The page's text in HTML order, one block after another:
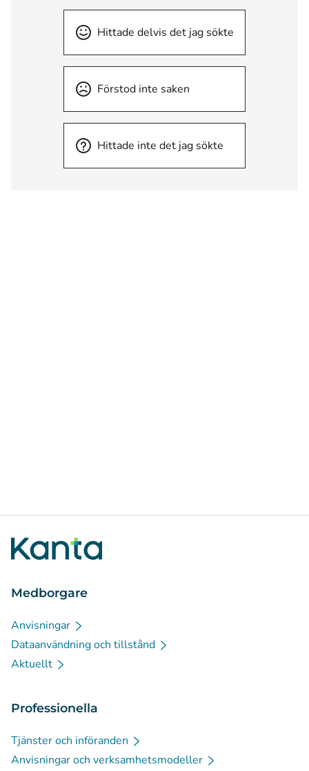
Hittade delvis det jag sökte
Förstod inte saken
Hittade inte det jag sökte
Medborgare
Anvisningar
Dataanvändning och tillstånd
Aktuellt
Professionella
Tjänster och införanden
Anvisningar och verksamhetsmodeller